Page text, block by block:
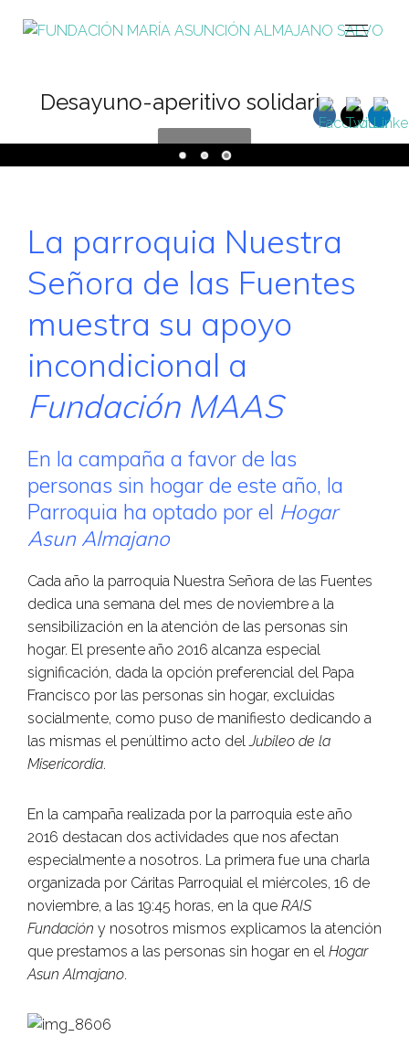
Desayuno-aperitivo solidario
La parroquia Nuestra
Señora de las Fuentes
muestra su apoyo
incondicional a
Fundación MAAS
En la campaña a favor de las
personas sin hogar de este año, la
Parroquia ha optado por el Hogar
Asun Almajano
Cada año la parroquia Nuestra Señora de las Fuentes
dedica una semana del mes de noviembre a la
sensibilización en la atención de las personas sin
hogar. El presente año 2016 alcanza especial
significación, dada la opción preferencial del Papa
Francisco por las personas sin hogar, excluidas
socialmente, como puso de manifiesto dedicando a
las mismas el penúltimo acto delJubileo de la
Misericordia.
En la campaña realizada por la parroquia este año
2016 destacan dos actividades que nos afectan
especialmente a nosotros. La primera fue una charla
organizada por Cáritas Parroquial el miércoles, 16 de
noviembre, a las 19:45 horas, en la que RAIS
Fundación y nosotros mismos explicamos la atención
que prestamos a las personas sin hogar en el Hogar
Asun Almajano.